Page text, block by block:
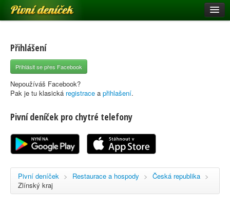
Pivní deníček
Pivní mapa
Pivní značky
Nápověda
Registrace
Přihlášení
Přihlásit se přes Facebook
Nepoužíváš Facebook?
Pak je tu klasická registrace a přihlašení.
Pivní deníček pro chytré telefony
Pivní deníček > Restaurace a hospody > Česká republika >
Zlínský kraj